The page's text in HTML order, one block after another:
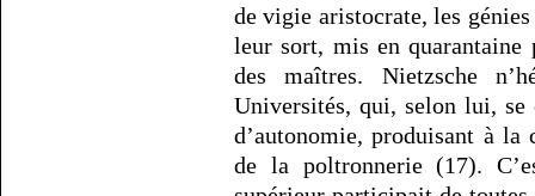
de vigie aristocrate, les génies
leur sort, mis en quarantaine
des maîtres. Nietzsche
Universités, qui, selon lui,
d’autonomie, produisant à la
de la poltronnerie (17).